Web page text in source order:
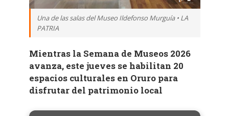
Una de las salas del Museo Ildefonso Murguía • LA
PATRIA
Mientras la Semana de Museos 2026
avanza, este jueves se habilitan 20
espacios culturales en Oruro para
disfrutar del patrimonio local